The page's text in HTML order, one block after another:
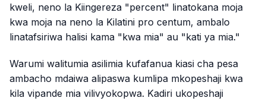
kweli, neno la Kiingereza "percent" linatokana moja
kwa moja na neno la Kilatini pro centum, ambalo
linatafsiriwa halisi kama "kwa mia" au "kati ya mia."
Warumi walitumia asilimia kufafanua kiasi cha pesa
ambacho mdaiwa alipaswa kumlipa mkopeshaji kwa
kila vipande mia vilivyokopwa. Kadiri ukopeshaji